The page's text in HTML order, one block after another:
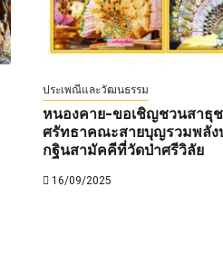
ประเพณีและวัฒนธรรม
หนองคาย-ขอเชิญชวนสาธุ
ศรัทธาคณะสายบุญรวมพลั
กฐินสามัคคีที่วัดป่าศรีวิลัย
16/09/2025